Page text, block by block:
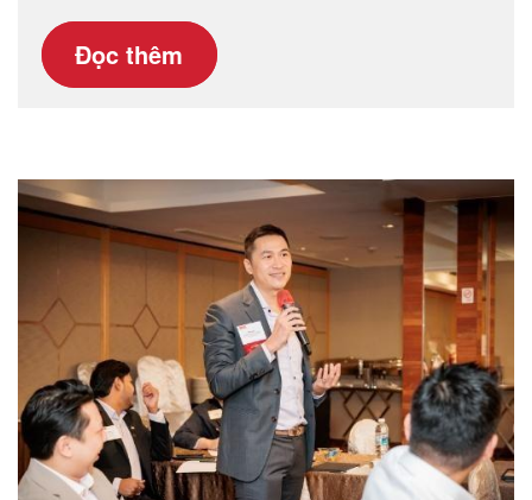
Đọc thêm